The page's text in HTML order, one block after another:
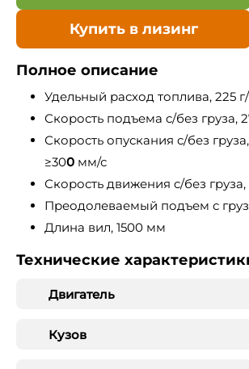
Купить в лизинг
Полное описание
Удельный расход топлива, 225
Скорость подъема c/без груза,
Скорость опускания c/без
≥300 мм/с
Скорость движения c/без
Преодолеваемый подъем с
Длина вил, 1500 мм
Технические
Двигатель
Кузов